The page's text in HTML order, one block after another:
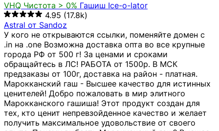
VHQ Чистота > 0% Гашиш Ice-o-lator
4.95 (17.8k)
Astral от Sandoz
У кого не открываются ссылки, поменяйте домен с
.in на .one Возможна доставка опта во все крупные
города РФ от 500 г! За ценами и сроками
обращайтесь в ЛС! РАБОТА от 1500р. В МСК
предзаказы от 100г, доставка на район - платная.
Марокканский гаш - Высшее качество для истинных
ценителей! Добро пожаловать в мир элитного
Марокканского гашиша! Этот продукт создан для
тех, кто ценит непревзойденное качество и желает
получить максимальное удовольствие от своего